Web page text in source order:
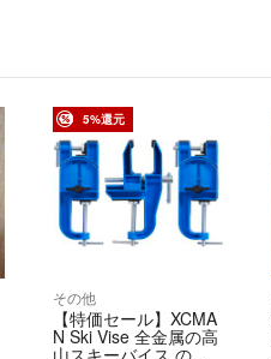
5%還元
その他
【特価セール】XCMA
N Ski Vise 全金属の高